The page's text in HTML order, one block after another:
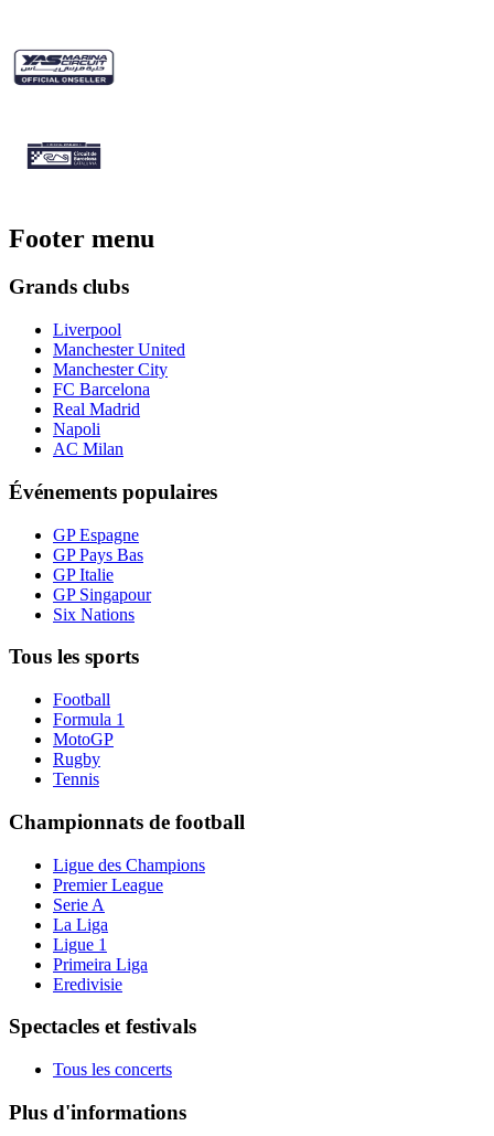
Footer menu
Grands clubs
Liverpool
Manchester United
Manchester City
FC Barcelona
Real Madrid
Napoli
AC Milan
Événements populaires
GP Espagne
GP Pays Bas
GP Italie
GP Singapour
Six Nations
Tous les sports
Football
Formula 1
MotoGP
Rugby
Tennis
Championnats de football
Ligue des Champions
Premier League
Serie A
La Liga
Ligue 1
Primeira Liga
Eredivisie
Spectacles et festivals
Tous les concerts
Plus d'informations